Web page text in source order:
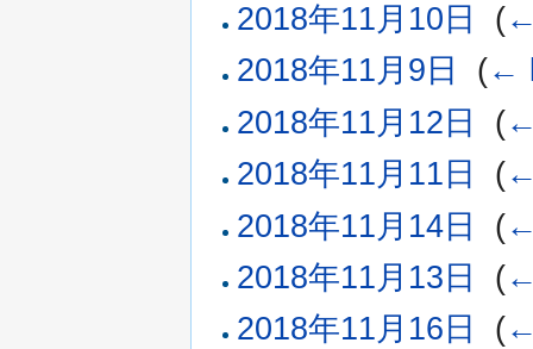
2018年11月10日
(
2018年11月9日
(←
2018年11月12日
(
2018年11月11日
(
2018年11月14日
(
2018年11月13日
(
2018年11月16日
(